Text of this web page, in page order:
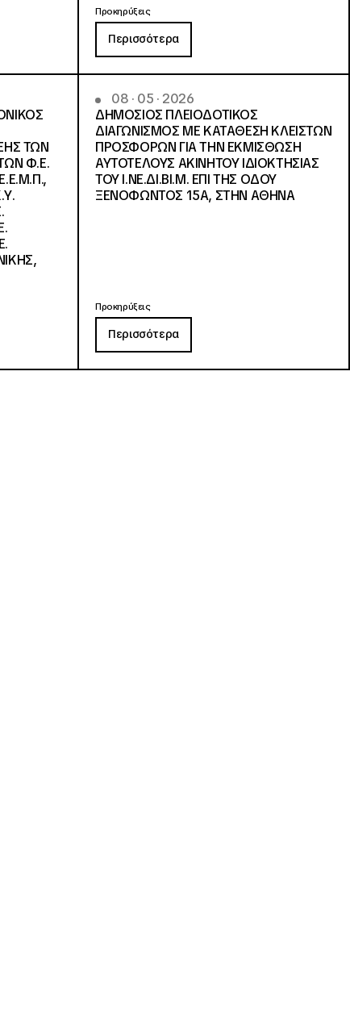
Προκηρύξεις
Περισσότερα
ΤΩΝ
Φ.Ε.
08 · 05 · 2026
ΔΗΜΟΣΙΟΣ ΠΛΕΙΟΔΟΤΙΚΟΣ
ΔΙΑΓΩΝΙΣΜΟΣ ΜΕ ΚΑΤΑΘΕΣΗ ΚΛΕΙΣΤΩΝ
ΠΡΟΣΦΟΡΩΝ ΓΙΑ ΤΗΝ ΕΚΜΙΣΘΩΣΗ
ΑΥΤΟΤΕΛΟΥΣ ΑΚΙΝΗΤΟΥ ΙΔΙΟΚΤΗΣΙΑΣ
ΤΟΥ Ι.ΝΕ.ΔΙ.ΒΙ.Μ. ΕΠΙ ΤΗΣ ΟΔΟΥ
ΞΕΝΟΦΩΝΤΟΣ 15Α, ΣΤΗΝ ΑΘΗΝΑ
Προκηρύξεις
Περισσότερα